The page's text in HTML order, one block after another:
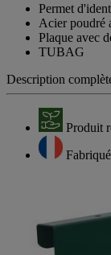
Permet
Acier poudré
Plaque avec
TUBAG
Description
Produit